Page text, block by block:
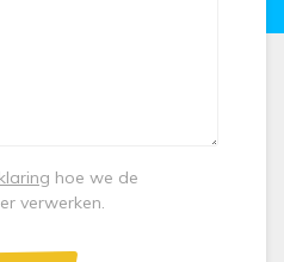
hoe we de
verwerken.